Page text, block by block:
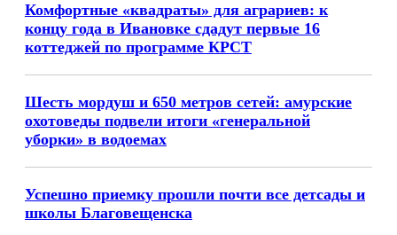
Комфортные «квадраты» для аграриев: к
концу года в Ивановке сдадут первые 16
коттеджей по программе КРСТ
Шесть мордуш и 650 метров сетей: амурские
охотоведы подвели итоги «генеральной
уборки» в водоемах
Успешно приемку прошли почти все детсады и
школы Благовещенска